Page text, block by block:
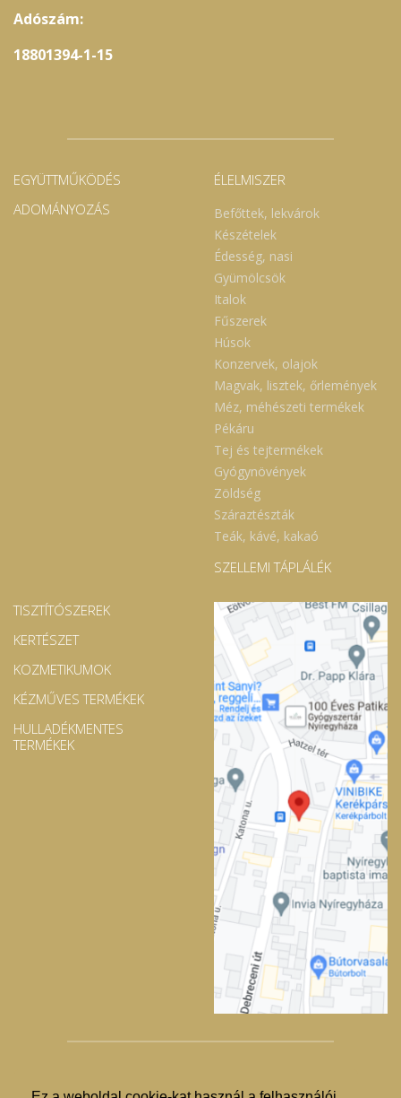
Adószám:
18801394-1-15
EGYÜTTMŰKÖDÉS
ADOMÁNYOZÁS
ÉLELMISZER
Befőttek, lekvárok
Készételek
Édesség, nasi
Gyümölcsök
Italok
Fűszerek
Húsok
Konzervek, olajok
Magvak, lisztek, őrlemények
Méz, méhészeti termékek
Pékáru
Tej és tejtermékek
Gyógynövények
Zöldség
Száraztészták
Teák, kávé, kakaó
SZELLEMI TÁPLÁLÉK
TISZTÍTÓSZEREK
KERTÉSZET
KOZMETIKUMOK
KÉZMŰVES TERMÉKEK
HULLADÉKMENTES
TERMÉKEK